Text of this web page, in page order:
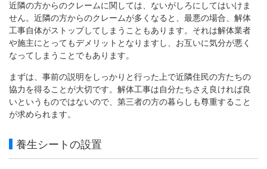
近隣の方からのクレームに関しては、ないがしろにしてはいけま
せん。近隣の方からのクレームが多くなると、最悪の場合、解体
工事自体がストップしてしまうこともあります。それは解体業者
や施主にとってもデメリットとなりますし、お互いに気分が悪く
なってしまうことでもあります。
まずは、事前の説明をしっかりと行った上で近隣住民の方たちの
協力を得ることが大切です。解体工事は自分たちさえ良ければ良
いというものではないので、第三者の方の暮らしも尊重すること
が求められます。
養生シートの設置